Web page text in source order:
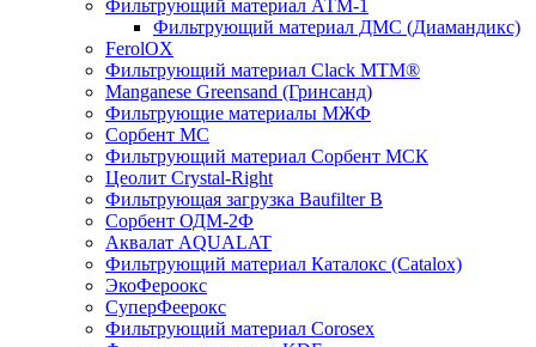
Фильтрующий материал АТМ-1
Фильтрующий материал ДМС (Диамандикс)
FerolOX
Фильтрующий материал Clack MTM®
Manganese Greensand (Гринсанд)
Фильтрующие материалы МЖФ
Сорбент МС
Фильтрующий материал Сорбент МСК
Цеолит Crystal-Right
Фильтрующая загрузка Baufilter B
Сорбент ОДМ-2Ф
Аквалат AQUALAT
Фильтрующий материал Каталокс (Catalox)
ЭкоФероокс
СуперФеерокс
Фильтрующий материал Corosex